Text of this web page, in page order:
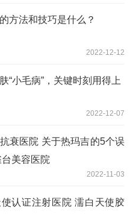
方法和技巧是什么？
2022-12-12
“小毛病”，关键时刻用得上
2022-12-07
衰医院 关于热玛吉的5个误
美容医院
2022-11-03
认证注射医院 濡白天使胶